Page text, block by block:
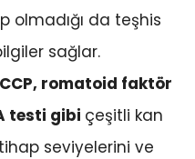
olmadığı da teşhis
sağlar.
romatoid faktör
testi gibi çeşitli kan
seviyelerini ve